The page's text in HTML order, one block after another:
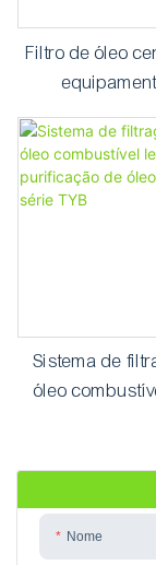
Nome
Filtro de óleo
separação de
RCF
Sistema de
óleo